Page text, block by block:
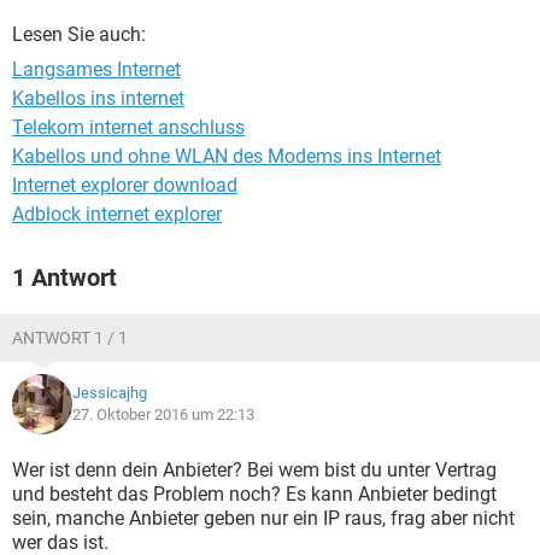
Lesen Sie auch:
Langsames Internet
Kabellos ins internet
Telekom internet anschluss
Kabellos und ohne WLAN des Modems ins Internet
Internet explorer download
Adblock internet explorer
1 Antwort
ANTWORT 1 / 1
Jessicajhg
27. Oktober 2016 um 22:13
Wer ist denn dein Anbieter? Bei wem bist du unter Vertrag
und besteht das Problem noch? Es kann Anbieter bedingt
sein, manche Anbieter geben nur ein IP raus, frag aber nicht
wer das ist.